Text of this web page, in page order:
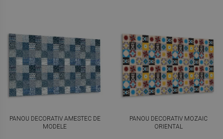
PANOU DECORATIV AMESTEC DE
MODELE
PANOU DECORATIV MOZAIC
ORIENTAL